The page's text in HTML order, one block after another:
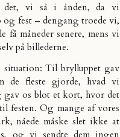
det, vi så i ånden, da vi
og fest – dengang troede vi,
måneder senere, mens vi
på billederne.
Til brylluppet gav
de fleste gjorde, hvad vi
gav os blot et kort, hvor det
festen. Og mange af vores
nåede måske slet ikke at